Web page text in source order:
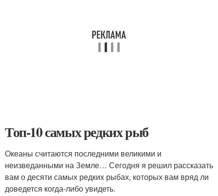
Топ-10 самых редких рыб
Океаны считаются последними великими и
неизведанными на Земле… Сегодня я решил рассказать
вам о десяти самых редких рыбах, которых вам вряд ли
доведется когда-либо увидеть.